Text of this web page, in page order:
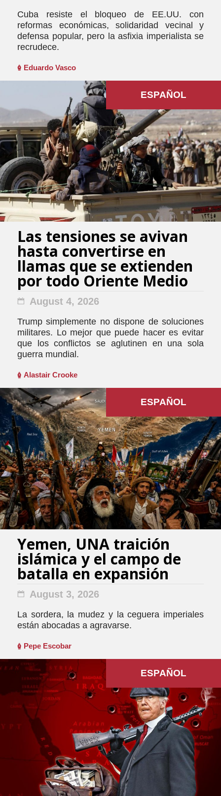
Cuba resiste el bloqueo de EE.UU. con
reformas económicas, solidaridad vecinal y
defensa popular, pero la asfixia imperialista se
recrudece.
Eduardo Vasco
ESPAÑOL
Las tensiones se avivan
hasta convertirse en
llamas que se extienden
por todo Oriente Medio
August 4, 2026
Trump simplemente no dispone de soluciones
militares. Lo mejor que puede hacer es evitar
que los conflictos se aglutinen en una sola
guerra mundial.
Alastair Crooke
Yemen, UNA traición
islámica y el campo de
batalla en expansión
August 3, 2026
La sordera, la mudez y la ceguera imperiales
están abocadas a agravarse.
Pepe Escobar
ESPAÑOL
ESPAÑOL